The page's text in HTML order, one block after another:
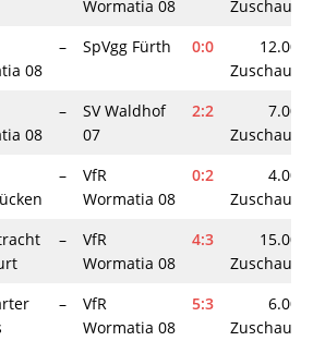
Wormatia 08
Zuschauer
08
– SpVgg Fürth 0:0
12.000
Zuschauer
08
–
SV Waldhof
07
2:2
7.000
Zuschauer
–
VfR
Wormatia 08
0:2
4.000
Zuschauer
–
VfR
Wormatia 08
4:3
15.000
Zuschauer
–
VfR
Wormatia 08
5:3
6.000
Zuschauer